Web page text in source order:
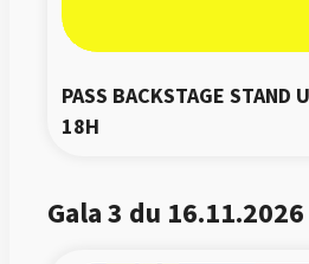
PASS BACKSTAGE
18H
Gala 3 du 16.11.2026